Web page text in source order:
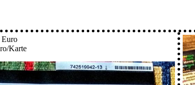
Euro
Karte